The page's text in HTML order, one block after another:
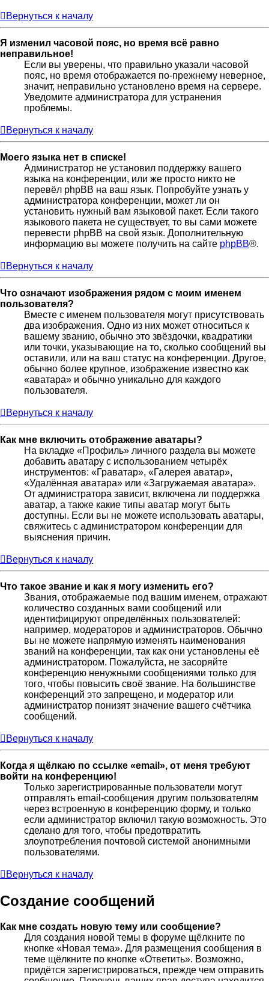
Вернуться к началу
Я изменил часовой пояс, но время всё равно
неправильное!
Если вы уверены, что правильно указали часовой
пояс, но время отображается по-прежнему неверное,
значит, неправильно установлено время на сервере.
Уведомите администратора для устранения
проблемы.
Вернуться к началу
Моего языка нет в списке!
Администратор не установил поддержку вашего
языка на конференции, или же просто никто не
перевёл phpBB на ваш язык. Попробуйте узнать у
администратора конференции, может ли он
установить нужный вам языковой пакет. Если такого
языкового пакета не существует, то вы сами можете
перевести phpBB на свой язык. Дополнительную
информацию вы можете получить на сайте phpBB®.
Вернуться к началу
Что означают изображения рядом с моим именем
пользователя?
Вместе с именем пользователя могут присутствовать
два изображения. Одно из них может относиться к
вашему званию, обычно это звёздочки, квадратики
или точки, указывающие на то, сколько сообщений вы
оставили, или на ваш статус на конференции. Другое,
обычно более крупное, изображение известно как
«аватара» и обычно уникально для каждого
пользователя.
Вернуться к началу
Как мне включить отображение аватары?
На вкладке «Профиль» личного раздела вы можете
добавить аватару с использованием четырёх
инструментов: «Граватар», «Галерея аватар»,
«Удалённая аватара» или «Загружаемая аватара».
От администратора зависит, включена ли поддержка
аватар, а также какие типы аватар могут быть
доступны. Если вы не можете использовать аватары,
свяжитесь с администратором конференции для
выяснения причин.
Вернуться к началу
Что такое звание и как я могу изменить его?
Звания, отображаемые под вашим именем, отражают
количество созданных вами сообщений или
идентифицируют определённых пользователей:
например, модераторов и администраторов. Обычно
вы не можете напрямую изменять наименования
званий на конференции, так как они установлены её
администратором. Пожалуйста, не засоряйте
конференцию ненужными сообщениями только для
того, чтобы повысить своё звание. На большинстве
конференций это запрещено, и модератор или
администратор понизят значение вашего счётчика
сообщений.
Вернуться к началу
Когда я щёлкаю по ссылке «email», от меня требуют
войти на конференцию!
Только зарегистрированные пользователи могут
отправлять email-сообщения другим пользователям
через встроенную в конференцию форму, и только
если администратор включил такую возможность. Это
сделано для того, чтобы предотвратить
злоупотребления почтовой системой анонимными
пользователями.
Вернуться к началу
Создание сообщений
Как мне создать новую тему или сообщение?
Для создания новой темы в форуме щёлкните по
кнопке «Новая тема». Для размещения сообщения в
теме щёлкните по кнопке «Ответить». Возможно,
придётся зарегистрироваться, прежде чем отправить